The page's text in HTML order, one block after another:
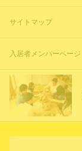
サイトマップ
入居者メンバーページ